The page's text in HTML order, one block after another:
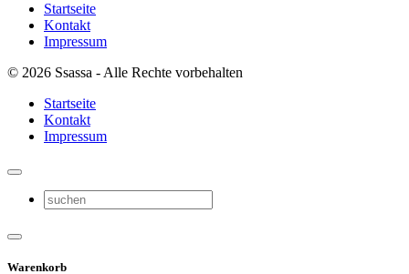
Startseite
Kontakt
Impressum
© 2026 Ssassa - Alle Rechte vorbehalten
Startseite
Kontakt
Impressum
Warenkorb